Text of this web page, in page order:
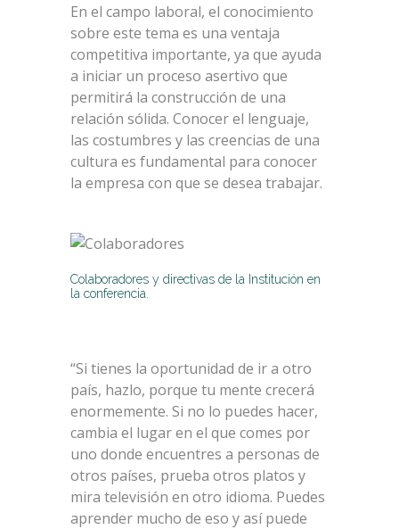
En el campo laboral, el conocimiento
sobre este tema es una ventaja
competitiva importante, ya que ayuda
a iniciar un proceso asertivo que
permitirá la construcción de una
relación sólida. Conocer el lenguaje,
las costumbres y las creencias de una
cultura es fundamental para conocer
la empresa con que se desea trabajar.
Colaboradores y directivas de la Institución en
la conferencia.
“Si tienes la oportunidad de ir a otro
país, hazlo, porque tu mente crecerá
enormemente. Si no lo puedes hacer,
cambia el lugar en el que comes por
uno donde encuentres a personas de
otros países, prueba otros platos y
mira televisión en otro idioma. Puedes
aprender mucho de eso y así puede